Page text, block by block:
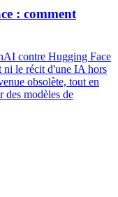
: comment
contre Hugging Face
ni le récit d'une IA hors
obsolète, tout en
des modèles de